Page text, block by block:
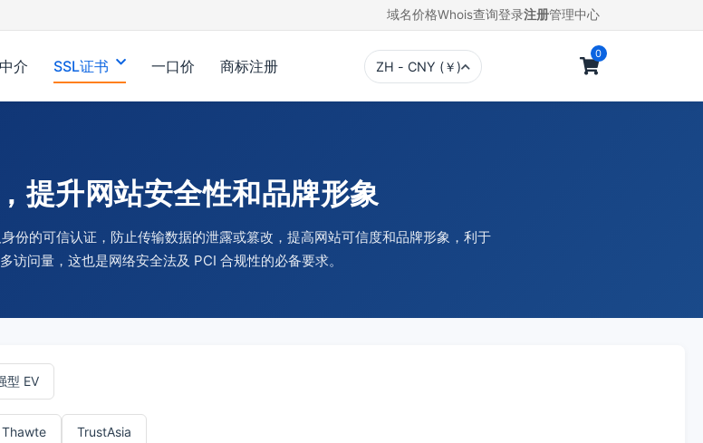
域名价格Whois查询登录注册管理中心
介 SSL证书 一口价 商标注册 ZH - CNY (￥)
0
提升网站安全性和品牌形象
份的可信认证，防止传输数据的泄露或篡改，提高网站可信度和品牌形象，利于
访问量，这也是网络安全法及 PCI 合规性的必备要求。
型 EV
Thawte TrustAsia